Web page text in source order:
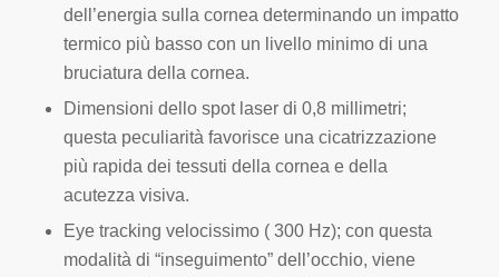
dell’energia sulla cornea determinando un impatto
termico più basso con un livello minimo di una
bruciatura della cornea.
Dimensioni dello spot laser di 0,8 millimetri;
questa peculiarità favorisce una cicatrizzazione
più rapida dei tessuti della cornea e della
acutezza visiva.
Eye tracking velocissimo ( 300 Hz); con questa
modalità di “inseguimento” dell’occhio, viene